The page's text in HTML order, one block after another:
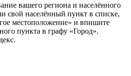
вашего региона и населённого
свой населённый пункт в списке,
местоположение» и впишите
пункта в графу «Город».